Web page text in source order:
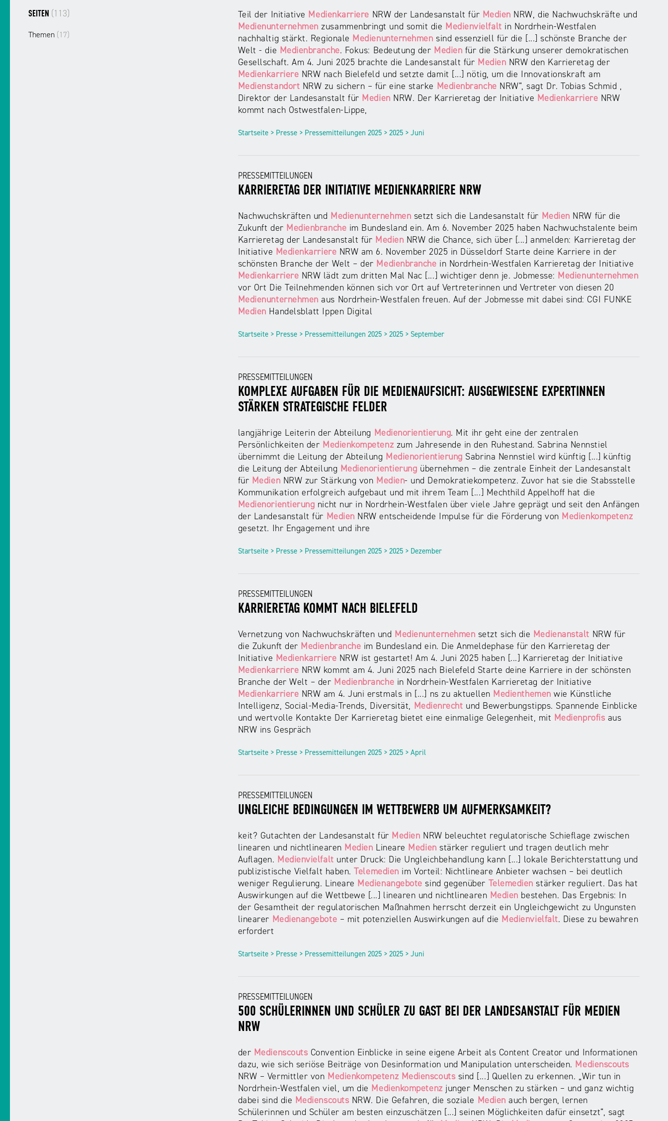
SEITEN (113)
Themen (17)
Teil der Initiative Medienkarriere NRW der Landesanstalt für Medien NRW, die Nachwuchskräfte und
Medienunternehmen zusammenbringt und somit die Medienvielfalt in Nordrhein-Westfalen
nachhaltig stärkt. Regionale Medienunternehmen sind essenziell für die [...] schönste Branche der
Welt - die Medienbranche. Fokus: Bedeutung der Medien für die Stärkung unserer demokratischen
Gesellschaft. Am 4. Juni 2025 brachte die Landesanstalt für Medien NRW den Karrieretag der
Medienkarriere NRW nach Bielefeld und setzte damit [...] nötig, um die Innovationskraft am
Medienstandort NRW zu sichern – für eine starke Medienbranche NRW“, sagt Dr. Tobias Schmid ,
Direktor der Landesanstalt für Medien NRW. Der Karrieretag der Initiative Medienkarriere NRW
kommt nach Ostwestfalen-Lippe,
Startseite > Presse > Pressemitteilungen 2025 > 2025 > Juni
PRESSEMITTEILUNGEN
KARRIERETAG DER INITIATIVE MEDIENKARRIERE NRW
Nachwuchskräften und Medienunternehmen setzt sich die Landesanstalt für Medien NRW für die
Zukunft der Medienbranche im Bundesland ein. Am 6. November 2025 haben Nachwuchstalente beim
Karrieretag der Landesanstalt für Medien NRW die Chance, sich über [...] anmelden: Karrieretag der
Initiative Medienkarriere NRW am 6. November 2025 in Düsseldorf Starte deine Karriere in der
schönsten Branche der Welt – der Medienbranche in Nordrhein-Westfalen Karrieretag der Initiative
Medienkarriere NRW lädt zum dritten Mal Nac [...] wichtiger denn je. Jobmesse: Medienunternehmen
vor Ort Die Teilnehmenden können sich vor Ort auf Vertreterinnen und Vertreter von diesen 20
Medienunternehmen aus Nordrhein-Westfalen freuen. Auf der Jobmesse mit dabei sind: CGI FUNKE
Medien Handelsblatt Ippen Digital
Startseite > Presse > Pressemitteilungen 2025 > 2025 > September
PRESSEMITTEILUNGEN
KOMPLEXE AUFGABEN FÜR DIE MEDIENAUFSICHT: AUSGEWIESENE EXPERTINNEN
STÄRKEN STRATEGISCHE FELDER
langjährige Leiterin der Abteilung Medienorientierung. Mit ihr geht eine der zentralen
Persönlichkeiten der Medienkompetenz zum Jahresende in den Ruhestand. Sabrina Nennstiel
übernimmt die Leitung der Abteilung Medienorientierung Sabrina Nennstiel wird künftig [...] künftig
die Leitung der Abteilung Medienorientierung übernehmen – die zentrale Einheit der Landesanstalt
für Medien NRW zur Stärkung von Medien- und Demokratiekompetenz. Zuvor hat sie die Stabsstelle
Kommunikation erfolgreich aufgebaut und mit ihrem Team [...] Mechthild Appelhoff hat die
Medienorientierung nicht nur in Nordrhein-Westfalen über viele Jahre geprägt und seit den Anfängen
der Landesanstalt für Medien NRW entscheidende Impulse für die Förderung von Medienkompetenz
gesetzt. Ihr Engagement und ihre
Startseite > Presse > Pressemitteilungen 2025 > 2025 > Dezember
PRESSEMITTEILUNGEN
KARRIERETAG KOMMT NACH BIELEFELD
Vernetzung von Nachwuchskräften und Medienunternehmen setzt sich die Medienanstalt NRW für
die Zukunft der Medienbranche im Bundesland ein. Die Anmeldephase für den Karrieretag der
Initiative Medienkarriere NRW ist gestartet! Am 4. Juni 2025 haben [...] Karrieretag der Initiative
Medienkarriere NRW kommt am 4. Juni 2025 nach Bielefeld Starte deine Karriere in der schönsten
Branche der Welt – der Medienbranche in Nordrhein-Westfalen Karrieretag der Initiative
Medienkarriere NRW am 4. Juni erstmals in [...] ns zu aktuellen Medienthemen wie Künstliche
Intelligenz, Social-Media-Trends, Diversität, Medienrecht und Bewerbungstipps. Spannende Einblicke
und wertvolle Kontakte Der Karrieretag bietet eine einmalige Gelegenheit, mit Medienprofis aus
NRW ins Gespräch
Startseite > Presse > Pressemitteilungen 2025 > 2025 > April
PRESSEMITTEILUNGEN
UNGLEICHE BEDINGUNGEN IM WETTBEWERB UM AUFMERKSAMKEIT?
keit? Gutachten der Landesanstalt für Medien NRW beleuchtet regulatorische Schieflage zwischen
linearen und nichtlinearen Medien Lineare Medien stärker reguliert und tragen deutlich mehr
Auflagen. Medienvielfalt unter Druck: Die Ungleichbehandlung kann [...] lokale Berichterstattung und
publizistische Vielfalt haben.Telemedien im Vorteil: Nichtlineare Anbieter wachsen – bei deutlich
weniger Regulierung. Lineare Medienangebote sind gegenüber Telemedien stärker reguliert. Das hat
Auswirkungen auf die Wettbewe [...] linearen und nichtlinearen Medien bestehen. Das Ergebnis: In
der Gesamtheit der regulatorischen Maßnahmen herrscht derzeit ein Ungleichgewicht zu Ungunsten
linearer Medienangebote – mit potenziellen Auswirkungen auf die Medienvielfalt. Diese zu bewahren
erfordert
Startseite > Presse > Pressemitteilungen 2025 > 2025 > Juni
PRESSEMITTEILUNGEN
500 SCHÜLERINNEN UND SCHÜLER ZU GAST BEI DER LANDESANSTALT FÜR MEDIEN
NRW
der Medienscouts Convention Einblicke in seine eigene Arbeit als Content Creator und Informationen
dazu, wie sich seriöse Beiträge von Desinformation und Manipulation unterscheiden. Medienscouts
NRW – Vermittler von Medienkompetenz Medienscouts sind [...] Quellen zu erkennen. „Wir tun in
Nordrhein-Westfalen viel, um die Medienkompetenz junger Menschen zu stärken – und ganz wichtig
dabei sind die Medienscouts NRW. Die Gefahren, die soziale Medien auch bergen, lernen
Schülerinnen und Schüler am besten einzuschätzen [...] seinen Möglichkeiten dafür einsetzt“, sagt